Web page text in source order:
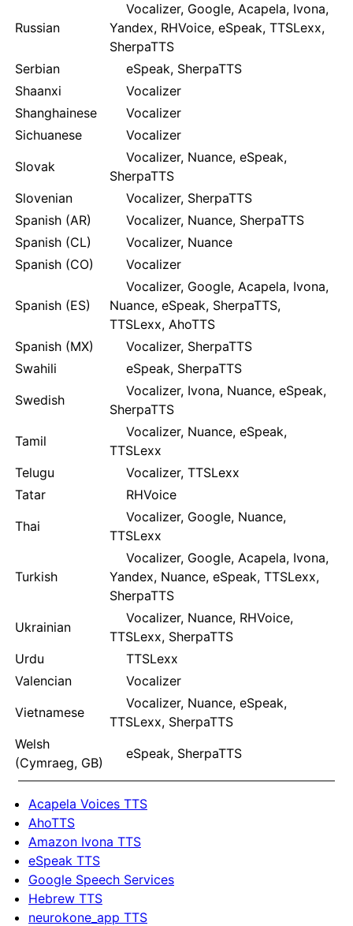
Russian
Vocalizer, Google, Acapela, Ivona,
Yandex, RHVoice, eSpeak, TTSLexx,
SherpaTTS
Serbian
eSpeak, SherpaTTS
Shaanxi
Vocalizer
Shanghainese
Vocalizer
Sichuanese
Vocalizer
Slovak
Vocalizer, Nuance, eSpeak,
SherpaTTS
Slovenian
Vocalizer, SherpaTTS
Spanish (AR)
Vocalizer, Nuance, SherpaTTS
Spanish (CL)
Vocalizer, Nuance
Spanish (CO)
Vocalizer
Spanish (ES)
Vocalizer, Google, Acapela, Ivona,
Nuance, eSpeak, SherpaTTS,
TTSLexx, AhoTTS
Spanish (MX)
Vocalizer, SherpaTTS
Swahili
eSpeak, SherpaTTS
Swedish
Vocalizer, Ivona, Nuance, eSpeak,
SherpaTTS
Tamil
Vocalizer, Nuance, eSpeak,
TTSLexx
Telugu
Vocalizer, TTSLexx
Tatar
RHVoice
Thai
Vocalizer, Google, Nuance,
TTSLexx
Turkish
Vocalizer, Google, Acapela, Ivona,
Yandex, Nuance, eSpeak, TTSLexx,
SherpaTTS
Ukrainian
Vocalizer, Nuance, RHVoice,
TTSLexx, SherpaTTS
Urdu
TTSLexx
Valencian
Vocalizer
Vietnamese
Vocalizer, Nuance, eSpeak,
TTSLexx, SherpaTTS
Welsh
(Cymraeg, GB)
eSpeak, SherpaTTS
Acapela Voices TTS
AhoTTS
Amazon Ivona TTS
eSpeak TTS
Google Speech Services
Hebrew TTS
neurokone_app TTS